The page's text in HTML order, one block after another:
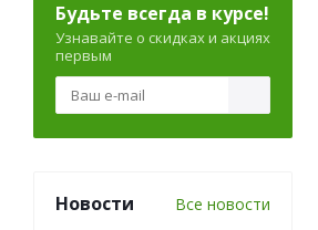
Будьте всегда в курсе!
Узнавайте о скидках и акциях
первым
Новости Все новости